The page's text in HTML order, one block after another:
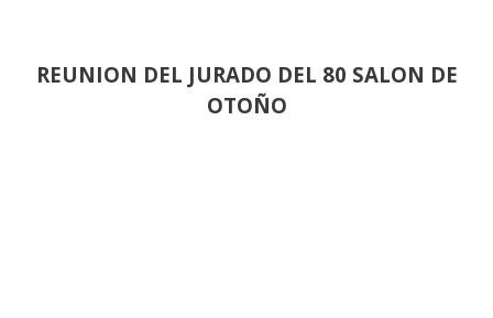
REUNION DEL JURADO DEL 80 SALON DE
OTOÑO